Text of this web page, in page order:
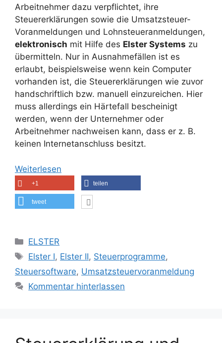
Arbeitnehmer dazu verpflichtet, ihre
Steuererklärungen sowie die Umsatzsteuer-
Voranmeldungen und Lohnsteueranmeldungen,
elektronisch mit Hilfe des Elster Systems zu
übermitteln. Nur in Ausnahmefällen ist es
erlaubt, beispielsweise wenn kein Computer
vorhanden ist, die Steuererklärungen wie zuvor
handschriftlich bzw. manuell einzureichen. Hier
muss allerdings ein Härtefall bescheinigt
werden, wenn der Unternehmer oder
Arbeitnehmer nachweisen kann, dass er z. B.
keinen Internetanschluss besitzt.
Weiterlesen
+1 teilen
tweet
Kategorien
ELSTER
Schlagwörter
Elster I, Elster II, Steuerprogramme,
Steuersoftware, Umsatzsteuervoranmeldung
Kommentar hinterlassen